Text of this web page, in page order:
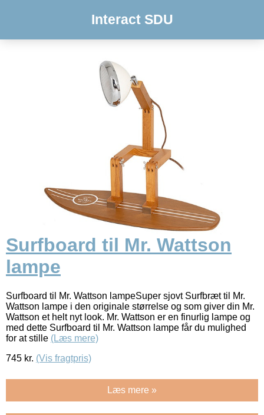
Interact SDU
Surfboard til Mr. Wattson
lampe
Surfboard til Mr. Wattson lampeSuper sjovt Surfbræt til Mr.
Wattson lampe i den originale størrelse og som giver din Mr.
Wattson et helt nyt look. Mr. Wattson er en finurlig lampe og
med dette Surfboard til Mr. Wattson lampe får du mulighed
for at stille (Læs mere)
745 kr. (Vis fragtpris)
Læs mere »